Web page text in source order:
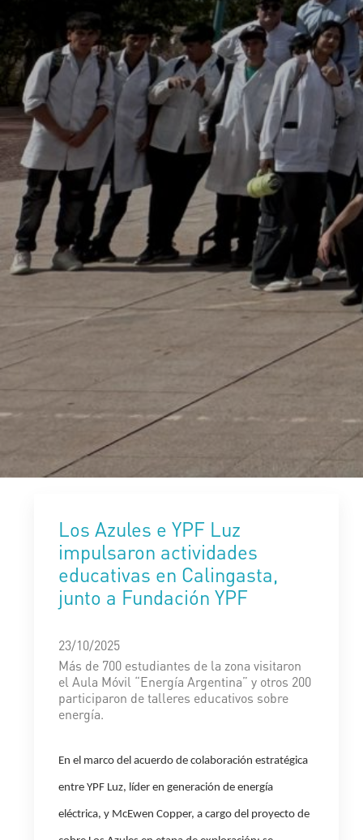
Los Azules e YPF Luz
impulsaron actividades
educativas en Calingasta,
junto a Fundación YPF
23/10/2025
Más de 700 estudiantes de la zona visitaron
el Aula Móvil “Energía Argentina” y otros 200
participaron de talleres educativos sobre
energía.
En el marco del acuerdo de colaboración estratégica
entre YPF Luz, líder en generación de energía
eléctrica, y McEwen Copper, a cargo del proyecto de